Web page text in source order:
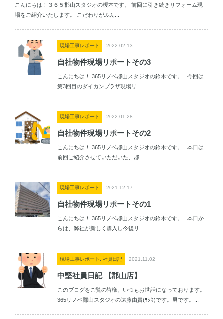
こんにちは！３６５郡山スタジオの榎本です。 前回に引き続きリフォーム現
場をご紹介いたします。 こだわりがふん...
現場工事レポート 2022.02.13
自社物件現場リポートその3
こんにちは！ 365リノベ郡山スタジオの鈴木です。 今回は
第3回目のダイカンプラザ現場リ...
現場工事レポート 2022.01.28
自社物件現場リポートその2
こんにちは！ 365リノベ郡山スタジオの鈴木です。 本日は
前回ご紹介させていただいた、郡...
現場工事レポート 2021.12.17
自社物件現場リポートその1
こんにちは！ 365リノベ郡山スタジオの鈴木です。 本日か
らは、弊社が新しく購入し今後リ...
現場工事レポート, 社員日記 2021.11.02
中堅社員日記 【郡山店】
このブログをご覧の皆様、いつもお世話になっております。
365リノベ郡山スタジオの遠藤由貴(ﾖｼｷ)です。男です。...